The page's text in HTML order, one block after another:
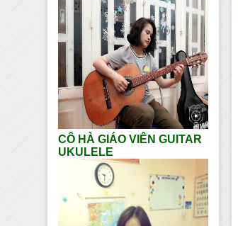
CÔ HÀ GIÁO VIÊN GUITAR
UKULELE